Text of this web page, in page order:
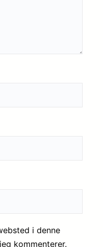
i denne
kommenterer.